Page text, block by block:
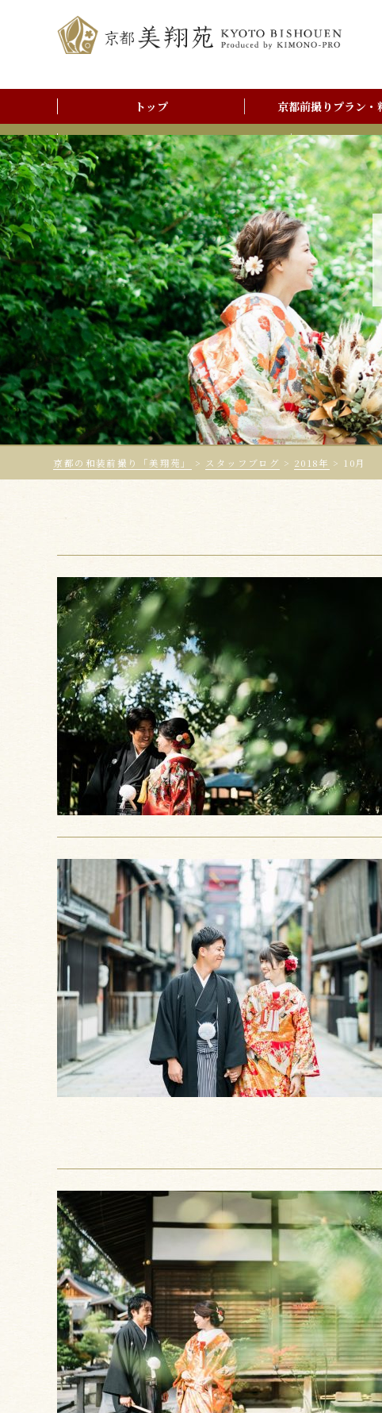
トップ 京都前撮りプラン・
前撮りアルバム 前
京都の和装前撮り「美翔苑」 > スタッフブログ > 2018年 > 10月